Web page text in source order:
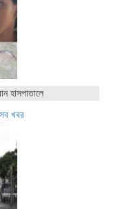
হাসপাতালে
সব খবর